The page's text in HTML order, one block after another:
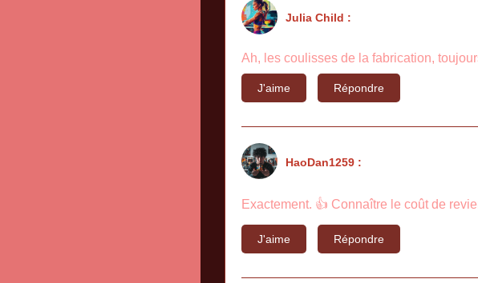
Julia Child :
Ah, les coulisses de la fabrication,
J'aime Répondre
HaoDan1259 :
Exactement. 👍 Connaître le coût de
J'aime Répondre